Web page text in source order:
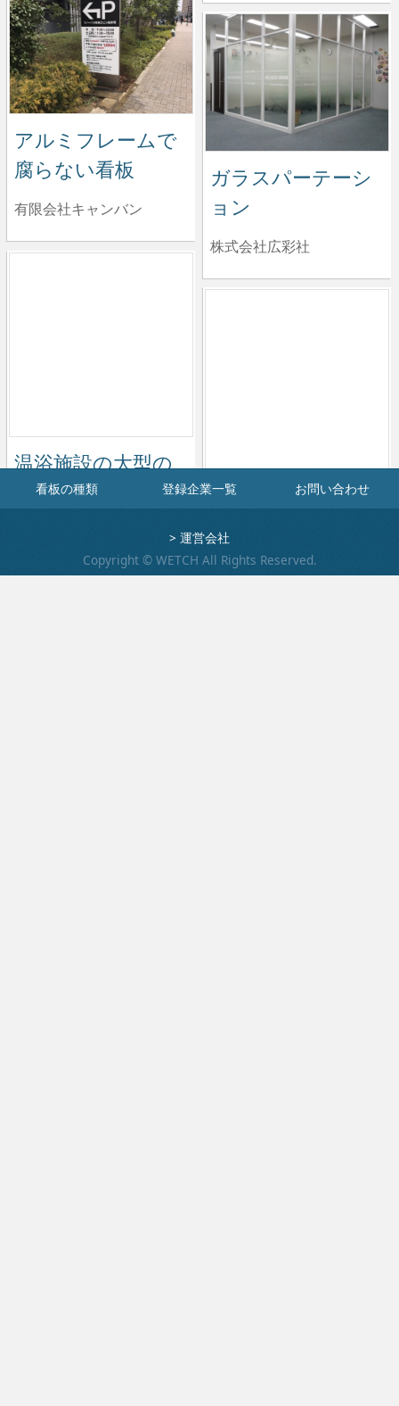
アルミフレームで
腐らない看板
有限会社キャンバン
ガラスパーテーシ
ョン
株式会社広彩社
鉄骨カーポート・
看板の種類 登録企業一覧 お問い合わせ
> 運営会社
Copyright © WETCH All Rights Reserved.